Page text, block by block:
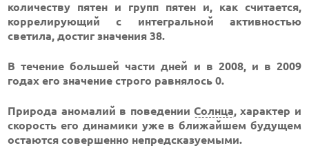
количеству пятен и групп пятен и, как считается,
коррелирующий с интегральной активностью
светила, достиг значения 38.
В течение большей части дней и в 2008, и в 2009
годах его значение строго равнялось 0.
Природа аномалий в поведении Солнца, характер и
скорость его динамики уже в ближайшем будущем
остаются совершенно непредсказуемыми.